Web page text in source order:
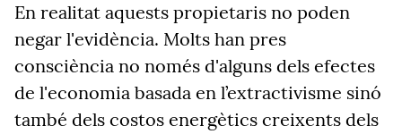
En realitat aquests propietaris no poden
negar l'evidència. Molts han pres
consciència no només d'alguns dels efectes
de l'economia basada en l’extractivisme sinó
també dels costos energètics creixents dels